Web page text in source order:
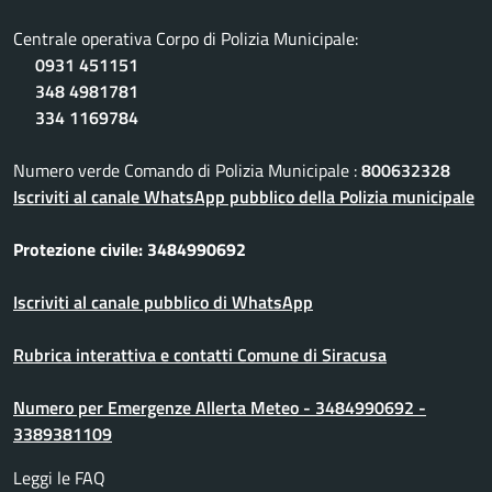
Centrale operativa Corpo di Polizia Municipale:
0931 451151
348 4981781
334 1169784
Numero verde Comando di Polizia Municipale :800632328
Iscriviti al canale WhatsApp pubblico della Polizia municipale
Protezione civile: 3484990692
Iscriviti al canale pubblico di WhatsApp
Rubrica interattiva e contatti Comune di Siracusa
Numero per Emergenze Allerta Meteo - 3484990692 -
3389381109
Leggi le FAQ